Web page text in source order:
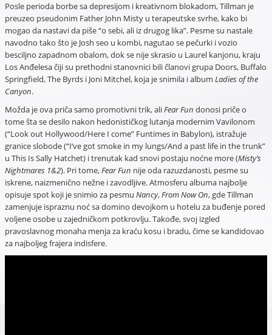
Posle perioda borbe sa depresijom i kreativnom blokadom, Tillman je
preuzeo pseudonim Father John Misty u terapeutske svrhe, kako bi
mogao da nastavi da piše “o sebi, ali iz drugog lika”. Pesme su nastale
navodno tako što je Josh seo u kombi, nagutao se pečurki i vozio
besciljno zapadnom obalom, dok se nije skrasio u Laurel kanjonu, kraju
Los Anđelesa čiji su prethodni stanovnici bili članovi grupa Doors, Buffalo
Springfield, The Byrds i Joni Mitchel, koja je snimila i album Ladies of the
Canyon.
Možda je ova priča samo promotivni trik, aliFear Fun donosi priče o
tome šta se desilo nakon hedonističkog lutanja modernim Vavilonom
(“Look out Hollywood/Here I come” Funtimes in Babylon), istražuje
granice slobode (“I’ve got smoke in my lungs/And a past life in the trunk”
u This Is Sally Hatchet) i trenutak kad snovi postaju noćne more (Misty’s
Nightmares 1&2). Pri tome,Fear Fun nije oda razuzdanosti, pesme su
iskrene, naizmenično nežne i zavodljive. Atmosferu albuma najbolje
opisuje spot koji je snimio za pesmu Nancy,From Now On, gde Tillman
zamenjuje ispraznu noć sa domino devojkom u hotelu za buđenje pored
voljene osobe u zajedničkom potkrovlju. Takođe, svoj izgled
pravoslavnog monaha menja za kraću kosu i bradu, čime se kandidovao
za najboljeg frajera indisfere.